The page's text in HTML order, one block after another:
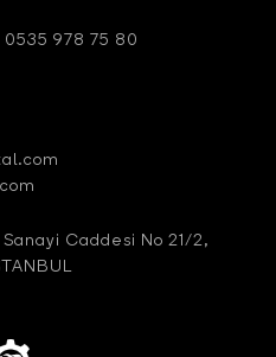
0535 978 75 80
Caddesi No 21/2,